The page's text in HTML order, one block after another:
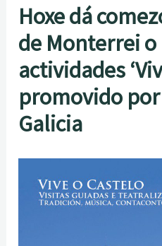
Hoxe dá
de Monterrei
actividades
promovido
Galicia